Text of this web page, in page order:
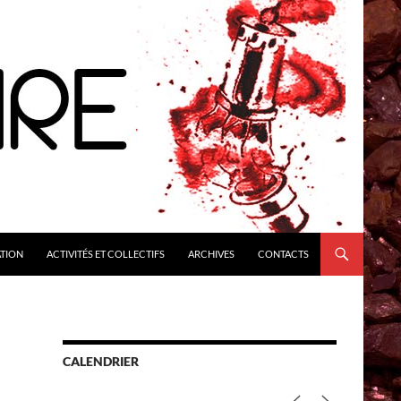
ACTIVITÉS ET COLLECTIFS ARCHIVES CONTACTS
CALENDRIER